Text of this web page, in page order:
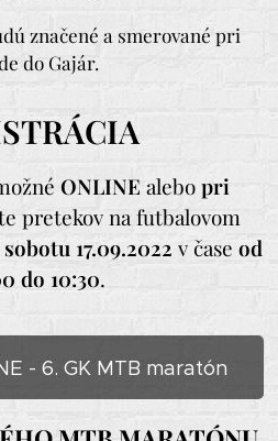
značené a smerované pri
do Gajár.
ONLINE alebo pri
pretekov na futbalovom
sobotu 17.09.2022 v čase od
do 10:30.
- 6. GK MTB maratón